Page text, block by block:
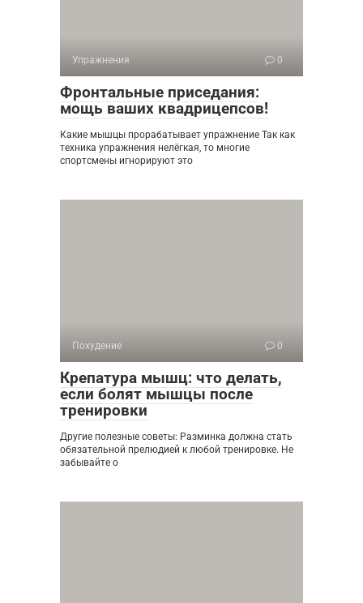
Упражнения 0
Фронтальные приседания:
мощь ваших квадрицепсов!
Какие мышцы прорабатывает упражнение Так как
техника упражнения нелёгкая, то многие
спортсмены игнорируют это
Похудение 0
Крепатура мышц: что делать,
если болят мышцы после
тренировки
Другие полезные советы: Разминка должна стать
обязательной прелюдией к любой тренировке. Не
забывайте о